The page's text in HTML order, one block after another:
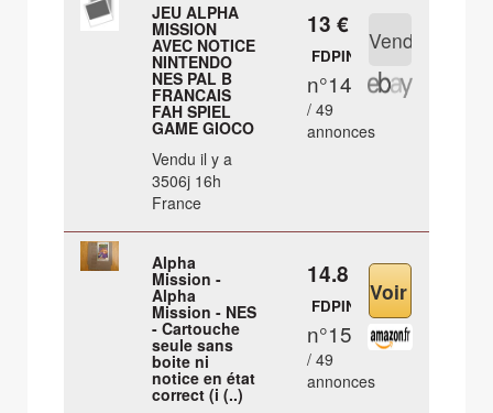
JEU ALPHA
MISSION
AVEC NOTICE
NINTENDO
NES PAL B
FRANCAIS
FAH SPIEL
GAME GIOCO
Vendu il y a
3506j 16h
France
13 €
FDPIN
n°14
/ 49
annonces
Alpha
Mission -
Alpha
Mission - NES
- Cartouche
seule sans
boite ni
notice en état
correct (i (..)
14.8 €
FDPIN
n°15
/ 49
annonces